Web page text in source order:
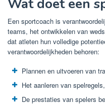
Wat doet een
Een sportcoach is
teams, het ontwikkelen van
dat atleten hun volledige
verantwoordelijkheden behoren:
Plannen en uitvoeren van
Het aanleren van
De prestaties van spelers